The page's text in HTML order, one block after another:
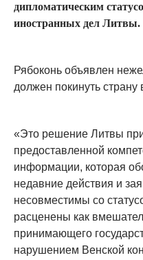
дипломатическим
иностранных дел Литвы.
Рябоконь объявлен
должен покинуть страну
«Это решение Литвы
предоставленной
информации, которая
недавние действия и
несовместимы со
расценены как
принимающего
нарушением Венской